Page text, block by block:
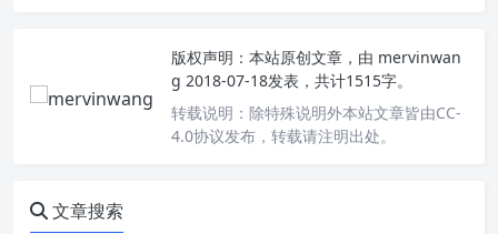
版权声明： 本站原创文章，由 mervinwan
g 2018-07-18发表，共计1515字。
转载说明： 除特殊说明外本站文章皆由CC-
4.0协议发布，转载请注明出处。
文章搜索